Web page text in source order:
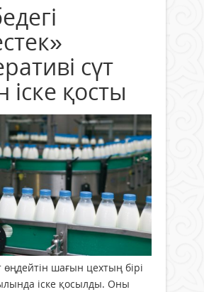
сүт
іске қосты
шағын цехтың бірі
іске қосылды. Оны